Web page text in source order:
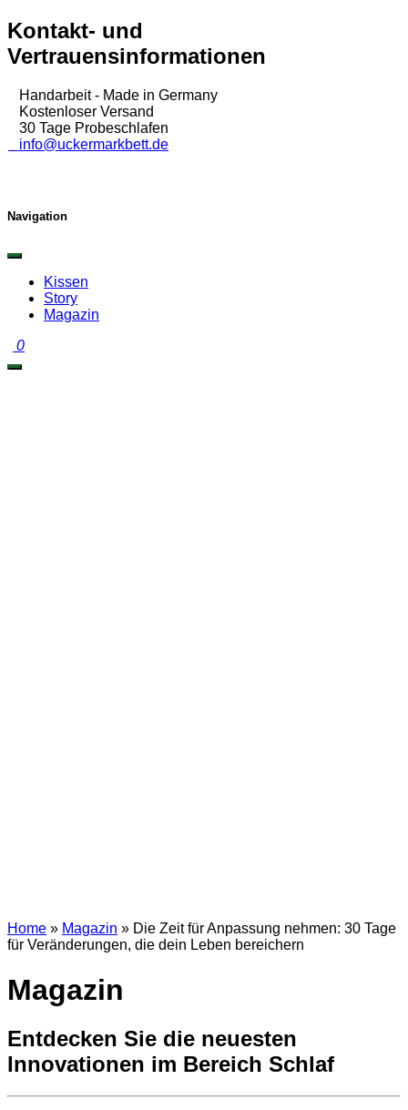
Zum
Inhalt
springen
Kontakt- und
Vertrauensinformationen
Handarbeit - Made in Germany
Kostenloser Versand
30 Tage Probeschlafen
info@uckermarkbett.de
Navigation
Kissen
Story
Magazin
0
Home » Magazin » Die Zeit für Anpassung nehmen: 30 Tage
für Veränderungen, die dein Leben bereichern
Magazin
Entdecken Sie die neuesten
Innovationen im Bereich Schlaf